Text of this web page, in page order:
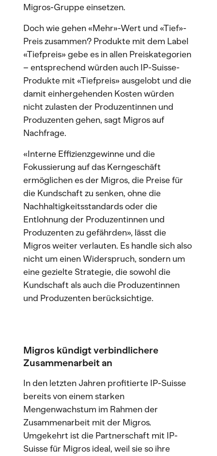
Migros-Gruppe einsetzen.
Doch wie gehen «Mehr»-Wert und «Tief»-
Preis zusammen? Produkte mit dem Label
«Tiefpreis» gebe es in allen Preiskategorien
– entsprechend würden auch IP-Suisse-
Produkte mit «Tiefpreis» ausgelobt und die
damit einhergehenden Kosten würden
nicht zulasten der Produzentinnen und
Produzenten gehen, sagt Migros auf
Nachfrage.
«Interne Effizienzgewinne und die
Fokussierung auf das Kerngeschäft
ermöglichen es der Migros, die Preise für
die Kundschaft zu senken, ohne die
Nachhaltigkeitsstandards oder die
Entlohnung der Produzentinnen und
Produzenten zu gefährden», lässt die
Migros weiter verlauten. Es handle sich also
nicht um einen Widerspruch, sondern um
eine gezielte Strategie, die sowohl die
Kundschaft als auch die Produzentinnen
und Produzenten berücksichtige.
Migros kündigt verbindlichere
Zusammenarbeit an
In den letzten Jahren profitierte IP-Suisse
bereits von einem starken
Mengenwachstum im Rahmen der
Zusammenarbeit mit der Migros.
Umgekehrt ist die Partnerschaft mit IP-
Suisse für Migros ideal, weil sie so ihre